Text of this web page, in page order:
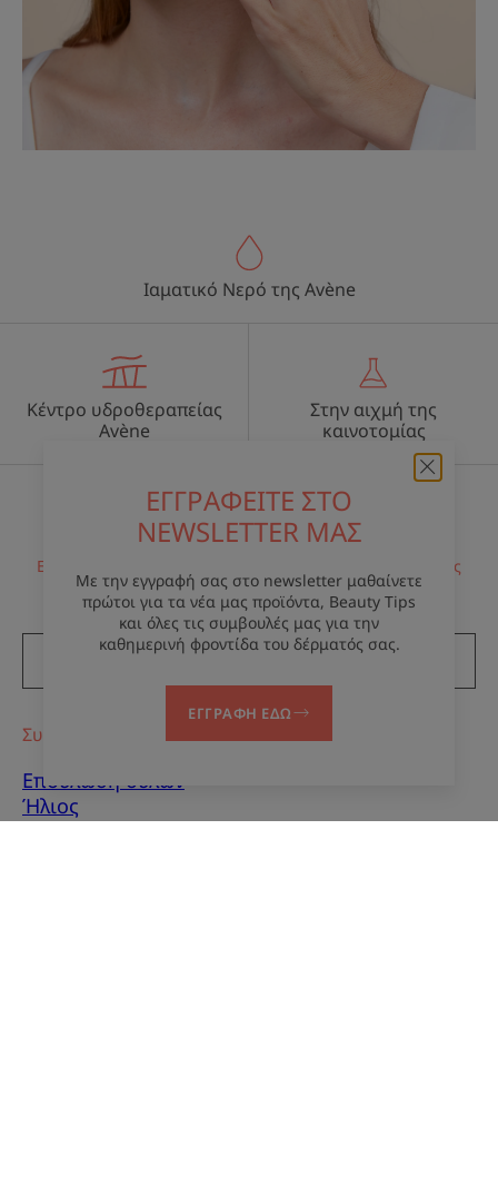
ΕΓΓΡΑΦΕΙΤΕ ΣΤΟ
NEWSLETTER ΜΑΣ
Με την εγγραφή σας στο newsletter μαθαίνετε
πρώτοι για τα νέα μας προϊόντα, Beauty Tips
και όλες τις συμβουλές μας για την
καθημερινή φροντίδα του δέρματός σας.
ΕΓΓΡΑΦΗ ΕΔΩ
Ιαματικό Νερό της Avène
Κέντρο υδροθεραπείας
Avène
Στην αιχμή της
καινοτομίας
Λαβετε το ενημερωτικο δελτιο μας
Είμαστε πάντα εδώ για το δέρμα σας! Όλες οι συμβουλές
μας για την καθημερινή φροντίδα του δέρματός σας.
ΕΓΓΡΑΦΕΙΤΕ ΣΤΟ ΕΝΗΜΕΡΩΤΙΚΟ ΔΕΛΤΙΟ
Συμβουλές
Επούλωση ουλών
Ήλιος